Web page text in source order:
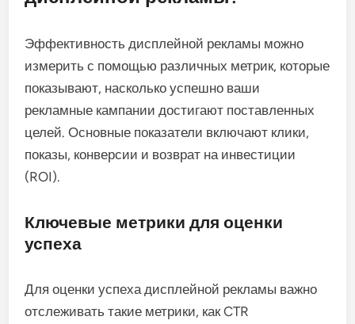
Эффективность дисплейной рекламы можно
измерить с помощью различных метрик, которые
показывают, насколько успешно ваши
рекламные кампании достигают поставленных
целей. Основные показатели включают клики,
показы, конверсии и возврат на инвестиции
(ROI).
Ключевые метрики для оценки
успеха
Для оценки успеха дисплейной рекламы важно
отслеживать такие метрики, как CTR